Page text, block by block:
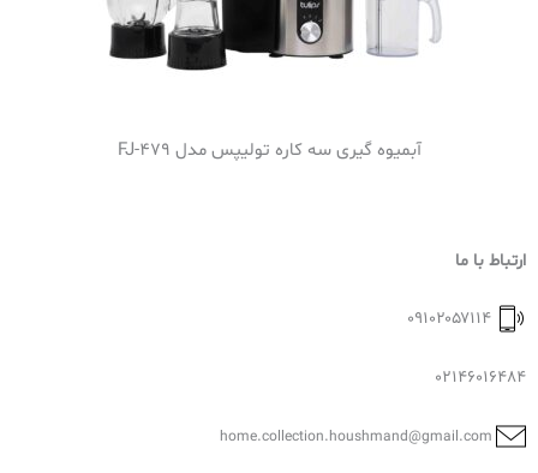
آبمیوه گیری سه کاره تولیپس مدل FJ-479
ارتباط با ما
02146016484